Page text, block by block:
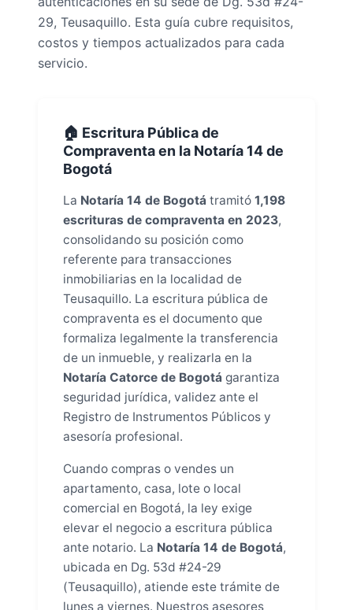
29, Teusaquillo. Esta guía cubre requisitos,
costos y tiempos actualizados para cada
servicio.
🏠 Escritura Pública de
Compraventa en la Notaría 14 de
Bogotá
La Notaría 14 de Bogotá tramitó 1,198
escrituras de compraventa en 2023,
consolidando su posición como
referente para transacciones
inmobiliarias en la localidad de
Teusaquillo. La escritura pública de
compraventa es el documento que
formaliza legalmente la transferencia
de un inmueble, y realizarla en la
Notaría Catorce de Bogotá garantiza
seguridad jurídica, validez ante el
Registro de Instrumentos Públicos y
asesoría profesional.
Cuando compras o vendes un
apartamento, casa, lote o local
comercial en Bogotá, la ley exige
elevar el negocio a escritura pública
ante notario. La Notaría 14 de Bogotá,
ubicada en Dg. 53d #24-29
(Teusaquillo), atiende este trámite de
lunes a viernes. Nuestros asesores